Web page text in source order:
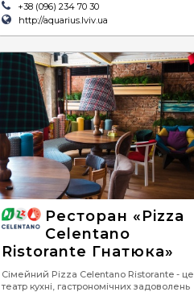
+38 (096) 234 70 30
http://aquarius.lviv.ua
Ресторан «Pizza
Celentano
Ristorante Гнатюка»
Сімейний Pizza Celentano Ristorante - це
театр кухні, гастрономічних задоволень